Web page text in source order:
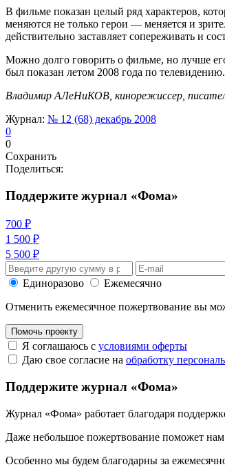
В фильме показан целый ряд характеров,
меняются не только герои — меняется и
действительно заставляет сопереживать и
Можно долго говорить о фильме, но лучше
был показан летом 2008 года по
Владимир АЛеНиКОВ, кинорежиссер,
Журнал: № 12 (68) декабрь 2008
0
0
Сохранить
Поделиться:
Поддержите журнал «Фома»
700 ₽
1 500 ₽
5 500 ₽
Единоразово
Ежемесячно
Отменить ежемесячное пожертвование вы
Помочь проекту
Я соглашаюсь с условиями оферты
Даю свое согласие на обработку
Поддержите журнал «Фома»
Журнал «Фома» работает благодаря
Даже небольшое пожертвование поможет нам
Особенно мы будем благодарны за